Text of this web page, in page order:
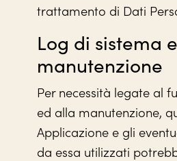
trattamento di Dati
Log di sistema e
manutenzione
Per necessità legate al
ed alla manutenzione,
Applicazione e gli
da essa utilizzati